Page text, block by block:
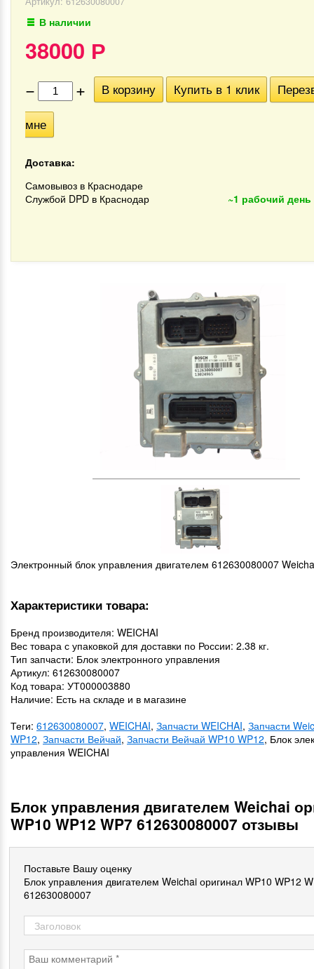
В наличии
38000 Р
−
+ В корзину Купить в 1 клик
мне
Доставка:
Самовывоз в Краснодаре
Службой DPD в Краснодар
~1 рабочий день
Электронный блок управления двигателем 612630080007
Характеристики товара:
Бренд производителя: WEICHAI
Вес товара с упаковкой для доставки по России: 2.38 кг.
Тип запчасти: Блок электронного управления
Артикул: 612630080007
Код товара: УТ000003880
Наличие: Есть на складе и в магазине
Теги: 612630080007, WEICHAI, Запчасти WEICHAI, Запчасти
WP12, Запчасти Вейчай, Запчасти Вейчай WP10 WP12, Блок
управления WEICHAI
Блок управления двигателем Weichai
WP10 WP12 WP7 612630080007 отзывы
Поставьте Вашу оценку
Блок управления двигателем Weichai оригинал WP10 WP12
612630080007